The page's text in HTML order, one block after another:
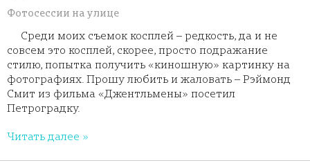
Фотосессии на улице
Среди моих съемок косплей – редкость, да и не
совсем это косплей, скорее, просто подражание
стилю, попытка получить «киношную» картинку на
фотографиях. Прошу любить и жаловать – Рэймонд
Смит из фильма «Джентльмены» посетил
Петроградку.
Читать далее »